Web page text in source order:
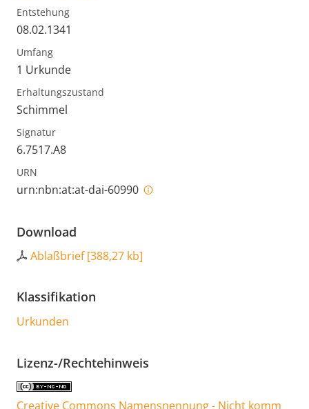
Entstehung
08.02.1341
Umfang
1 Urkunde
Erhaltungszustand
Schimmel
Signatur
6.7517.A8
URN
urn:nbn:at:at-dai-60990
Download
Ablaßbrief[388,27 kb]
Klassifikation
Urkunden
Lizenz-/Rechtehinweis
Creative Commons Namensnennung - Nicht komm